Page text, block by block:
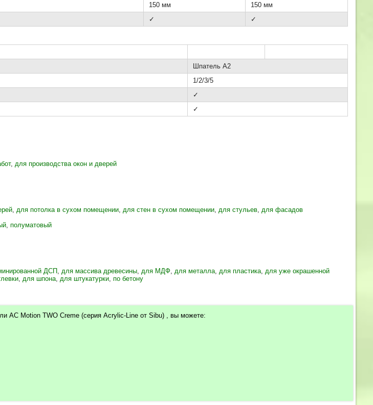
150 мм
150 мм
✓ ✓
Шпатель A2
1/2/3/5
✓
✓
, для производства окон и дверей
для потолка в сухом помещении для стен в сухом помещении для стульев для фасадов
полуматовый
ДСП для массива древесины для МДФ для металла для пластика для уже окрашенной
для шпона для штукатурки по бетону
AC Motion TWO Creme (серия Acrylic-Line от Sibu) , вы можете: